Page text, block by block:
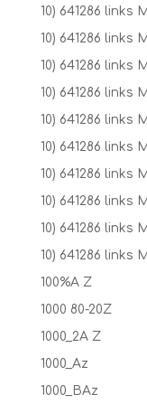
10) 641286 links
10) 641286 links
10) 641286 links
10) 641286 links
10) 641286 links
10) 641286 links
10) 641286 links
10) 641286 links
10) 641286 links
10) 641286 links
100%A Z
1000 80-20Z
1000_2A Z
1000_Az
1000_BAz